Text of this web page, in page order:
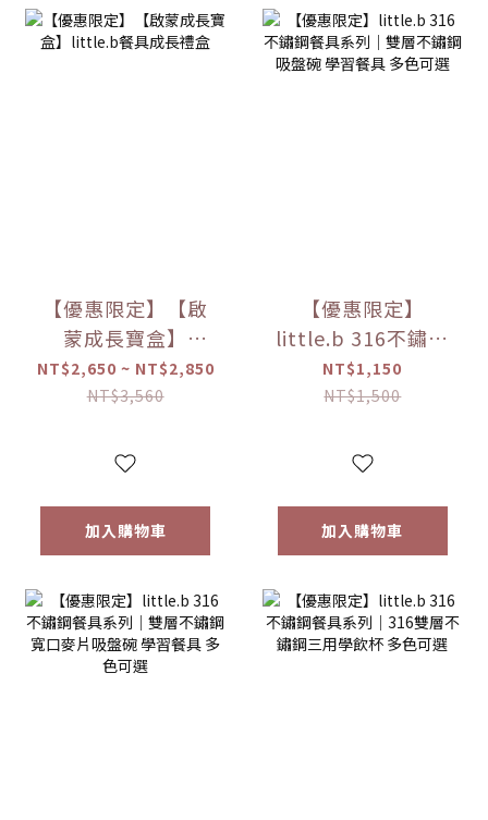
【優惠限定】【啟
蒙成長寶盒】
little.b餐具成長禮
盒
NT$2,650 ~ NT$2,850
NT$3,560
加入購物車
【優惠限定】
little.b 316不鏽鋼
餐具系列｜雙層不
鏽鋼吸盤碗 學習餐
NT$1,150
NT$1,500
加入購物車